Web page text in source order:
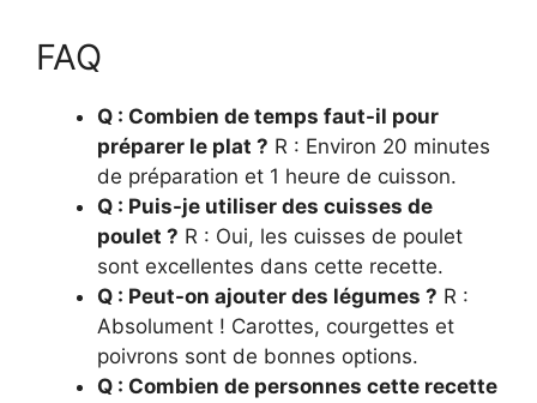
FAQ
Q : Combien de temps faut-il pour
préparer le plat ? R : Environ 20 minutes
de préparation et 1 heure de cuisson.
Q : Puis-je utiliser des cuisses de
poulet ? R : Oui, les cuisses de poulet
sont excellentes dans cette recette.
Q : Peut-on ajouter des légumes ? R :
Absolument ! Carottes, courgettes et
poivrons sont de bonnes options.
Q : Combien de personnes cette recette